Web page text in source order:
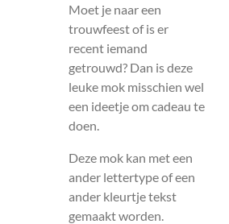
Moet je naar een
trouwfeest of is er
recent iemand
getrouwd? Dan is deze
leuke mok misschien wel
een ideetje om cadeau te
doen.
Deze mok kan met een
ander lettertype of een
ander kleurtje tekst
gemaakt worden.